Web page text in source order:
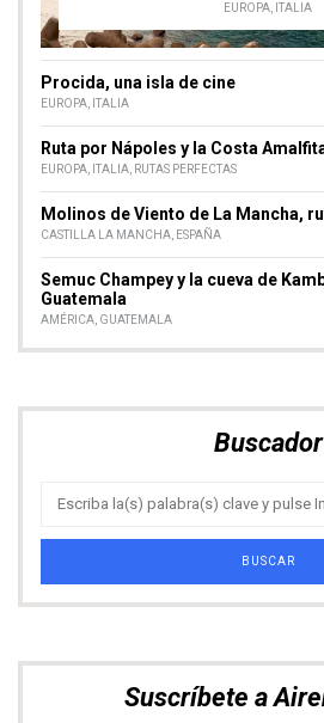
EUROPA ITALIA
Procida, una isla de cine
EUROPA ITALIA
Ruta por Nápoles y la Costa
EUROPA ITALIA RUTAS PERFECTAS
Molinos de Viento de La Mancha,
CASTILLA LA MANCHA ESPAÑA
Semuc Champey y la cueva de
Guatemala
AMÉRICA GUATEMALA
Buscador
Suscríbete a